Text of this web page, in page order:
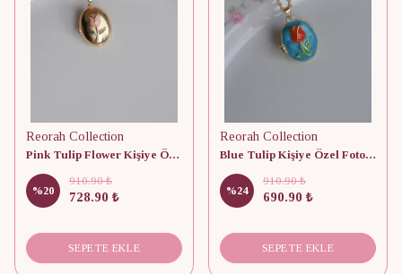
Reorah Collection
Pink Tulip Flower Kişiye Özel Fotoğraflı Kolye
%20
910.90 ₺
728.90 ₺
SEPETE EKLE
Reorah Collection
Blue Tulip Kişiye Özel Fotoğraflı Kapaklı Kolye
%24
910.90 ₺
690.90 ₺
SEPETE EKLE